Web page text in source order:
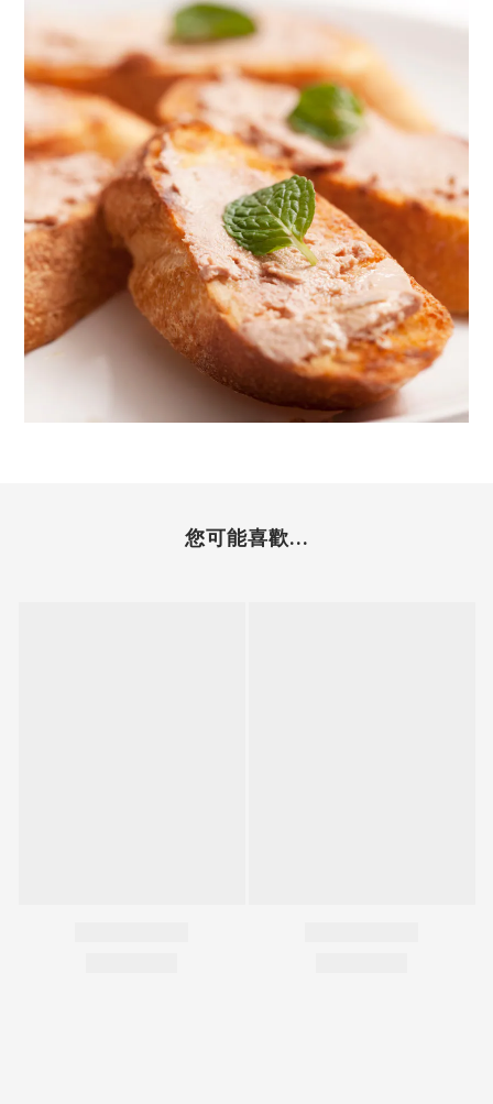
您可能喜歡...